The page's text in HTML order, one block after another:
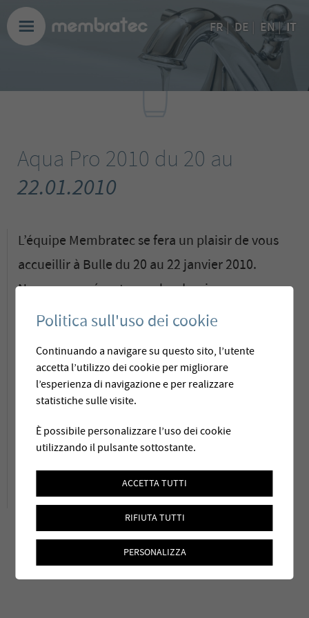
FR| DE EN| IT
Aqua Pro 2010 du 20 au
22.01.2010
L’équipe Membratec se fera un plaisir de vous
accueillir à Bulle du 20 au 22 janvier 2010.
Nous vous présenterons les derniers
développements en traitement d'eau par
Nous nous réjouissons d’ores et déjà de votre
présence.
Le site : www.aqua-pro.ch
est également à
votre disposition.
Politica sull'uso dei cookie
Continuando a navigare su questo sito, l’utente
accetta l’utilizzo dei cookie per migliorare
l’esperienza di navigazione e per realizzare
statistiche sulle visite.
È possibile personalizzare l’uso dei cookie
utilizzando il pulsante sottostante.
ACCETTA TUTTI
RIFIUTA TUTTI
PERSONALIZZA